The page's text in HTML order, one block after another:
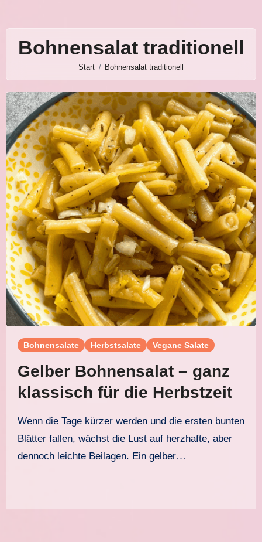
Bohnensalat traditionell
Start Bohnensalat traditionell
Bohnensalate Herbstsalate Vegane Salate
Gelber Bohnensalat – ganz
klassisch für die Herbstzeit
Wenn die Tage kürzer werden und die ersten bunten
Blätter fallen, wächst die Lust auf herzhafte, aber
dennoch leichte Beilagen. Ein gelber…